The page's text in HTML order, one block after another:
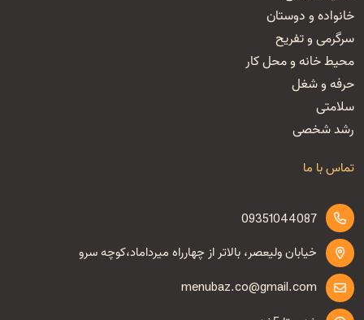
خانواده و دوستان
سرگرمی و تفریح
محیط خانه و محل کار
حرفه و شغل
سلامتی
رشد شخصی
تماس با ما
09351044087
خیابان ولیعصر، بالاتر از چهارراه میرداماد،کوچه سرو
menubaz.co@gmail.com